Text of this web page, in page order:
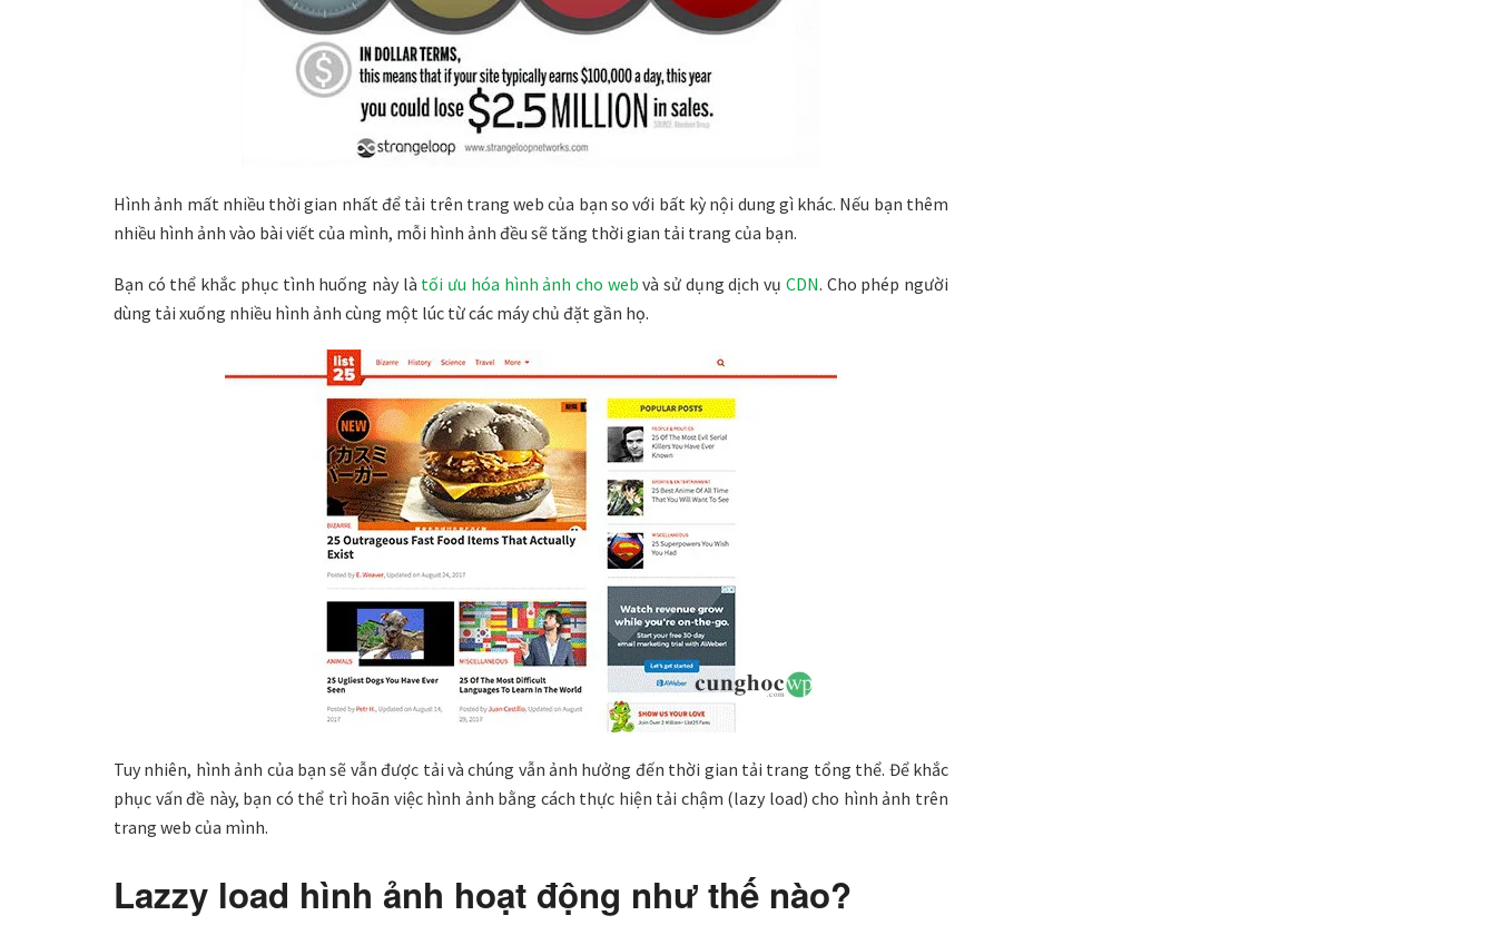
Hình ảnh mất nhiều thời gian nhất để tải trên trang web của bạn so với bất kỳ nội dung gì khác. Nếu bạn thêm
nhiều hình ảnh vào bài viết của mình, mỗi hình ảnh đều sẽ tăng thời gian tải trang của bạn.
Bạn có thể khắc phục tình huống này là tối ưu hóa hình ảnh cho web và sử dụng dịch vụ CDN. Cho phép người
dùng tải xuống nhiều hình ảnh cùng một lúc từ các máy chủ đặt gần họ.
Tuy nhiên, hình ảnh của bạn sẽ vẫn được tải và chúng vẫn ảnh hưởng đến thời gian tải trang tổng thể. Để khắc
phục vấn đề này, bạn có thể trì hoãn việc hình ảnh bằng cách thực hiện tải chậm (lazy load) cho hình ảnh trên
trang web của mình.
Lazzy load hình ảnh hoạt động như thế nào?